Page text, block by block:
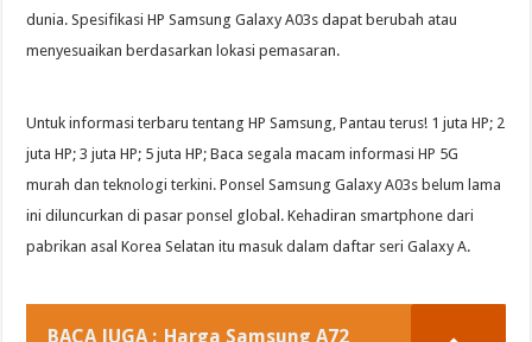
dunia. Spesifikasi HP Samsung Galaxy A03s dapat berubah atau
menyesuaikan berdasarkan lokasi pemasaran.
Untuk informasi terbaru tentang HP Samsung, Pantau terus! 1 juta HP; 2
juta HP; 3 juta HP; 5 juta HP; Baca segala macam informasi HP 5G
murah dan teknologi terkini. Ponsel Samsung Galaxy A03s belum lama
ini diluncurkan di pasar ponsel global. Kehadiran smartphone dari
pabrikan asal Korea Selatan itu masuk dalam daftar seri Galaxy A.
BACA JUGA : Harga Samsung A72